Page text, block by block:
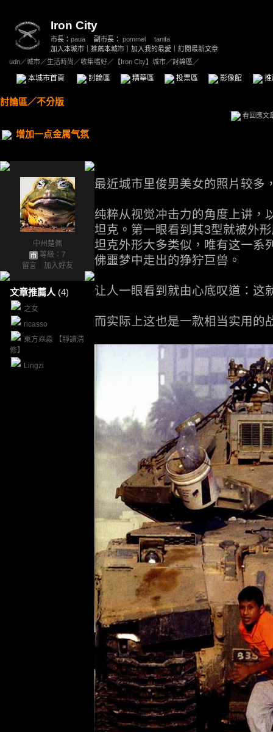
Iron City
市長： paua 副市長： pommel
tanifa
加入本城市
推薦本城市 加入我的最愛
訂閱最新文章
udn／城市／生活時尚 ／收集嗜好／ 【Iron City】城市／討論區／
本城市首頁 討論區 精華區 投票區 影像館
討論區／不分版
看回應文
增加一点金属气氛
中州楚佩
等級：7
留言
加入好友
文章推薦人 (4)
之女
ricasso
東方焱淼 【靜讀清
修】
Lingzi
最近城市里俊男美女的照片较多
纯粹从视觉冲击力的角度上讲，
坦克。第一眼看到其3型就被外
坦克外形大多类似，唯有这一系
佛噩梦中走出的狰狞巨兽。
让人一眼看到就由心底叹道：这
而实际上这也是一款相当实用的